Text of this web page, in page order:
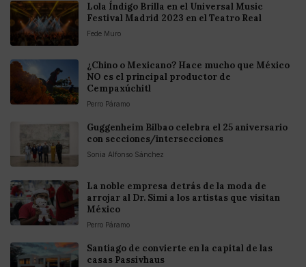
Lola Índigo Brilla en el Universal Music
Festival Madrid 2023 en el Teatro Real
Fede Muro
¿Chino o Mexicano? Hace mucho que México
NO es el principal productor de
Cempaxúchitl
Perro Páramo
Guggenheim Bilbao celebra el 25 aniversario
con secciones/intersecciones
Sonia Alfonso Sánchez
La noble empresa detrás de la moda de
arrojar al Dr. Simi a los artistas que visitan
México
Perro Páramo
Santiago de convierte en la capital de las
casas Passivhaus